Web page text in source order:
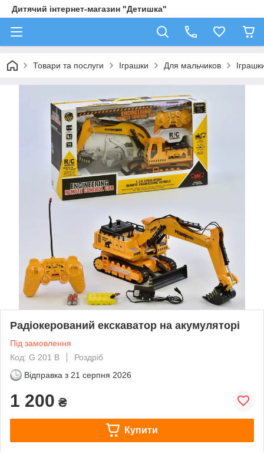
Дитячий інтернет-магазин "Детишка"
Товари та послуги Іграшки Для мальчиков
Радіокерований екскаватор на акумуляторі
Під замовлення
Код: G 201 B
Роздріб
Відправка з 21 серпня 2026
1 200 ₴
Купити